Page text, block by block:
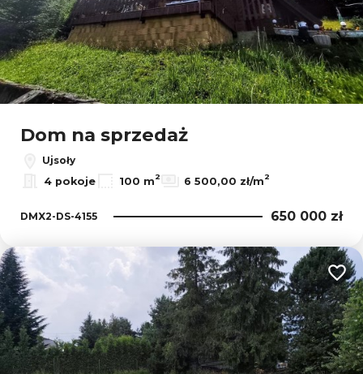
Dom na sprzedaż
Ujsoły
4 pokoje
100 m2 6 500,00 zł/m2
DMX2-DS-4155 650 000 zł